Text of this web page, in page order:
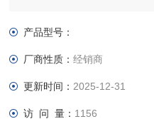
的压力损失，来维持前置级阀
产品型号：
厂商性质：经销商
更新时间： 2025-12-31
访 问 量： 1156